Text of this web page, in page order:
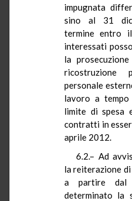
impugnata
sino al 31
termine entro
interessati
la
ricostruzione
personale
lavoro a tempo
limite di spesa
contratti in
aprile 2012.
6.2.– Ad
la reiterazione
a partire dal
determinato la